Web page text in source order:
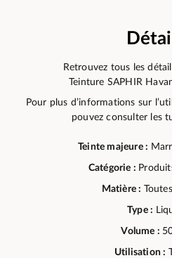
Retrouvez tous les
Teinture SAPHIR
Pour plus d’informations sur
pouvez consulter les
Teinte majeure :
Catégorie :
Matière :
Type :
Volume :
Utilisation :